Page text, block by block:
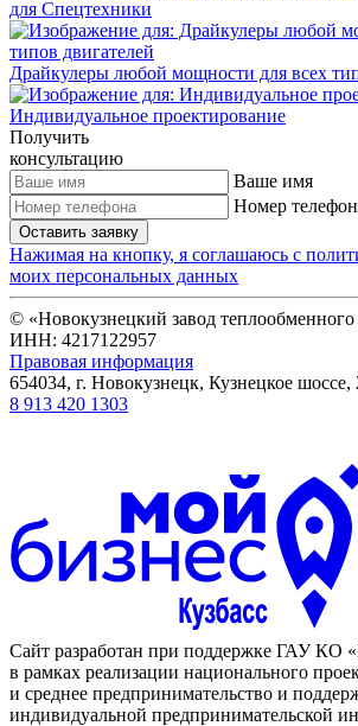
для Спецтехники
Драйкулеры любой мощности для всех
Индивидуальное проектирование
Получить
консультацию
Ваше имя
Номер
Оставить заявку
Нажимая на кнопку, я соглашаюсь с
моих персональных данных
© «Новокузнецкий завод теплообменного
ИНН: 4217122957
Правовая информация
654034, г. Новокузнецк, Кузнецкое шоссе,
8 913 420 1303
Cайт разработан при поддержке ГАУ КО
в рамках реализации национального
и среднее предпринимательство и
индивидуальной предпринимательской